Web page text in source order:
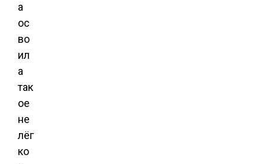
а
ос
во
ил
а
так
ое
не
лёг
ко